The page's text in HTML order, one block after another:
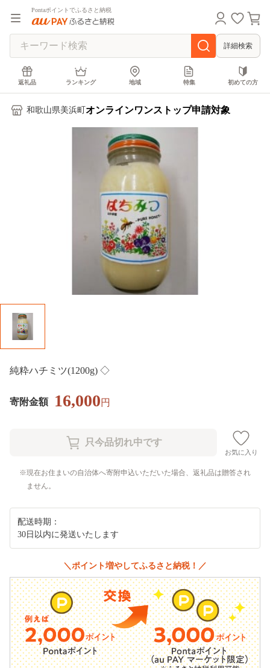
Pontaポイントでふるさと納税
詳細検索
返礼品 ランキング 地域 特集 初めての方
和歌山県美浜町 オンラインワンストップ申請対象
純粋ハチミツ(1200g) ◇
寄附金額 16,000円
お気に入り
現在お住まいの自治体へ寄附申込いただいた場合、返礼品は贈答され
ません。
配送時期：
30日以内に発送いたします
＼ポイント増やしてふるさと納税！／